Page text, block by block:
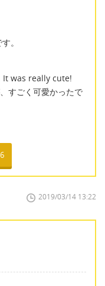
。
It was really cute!
すごく可愛かったで
6
2019/03/14 13:22